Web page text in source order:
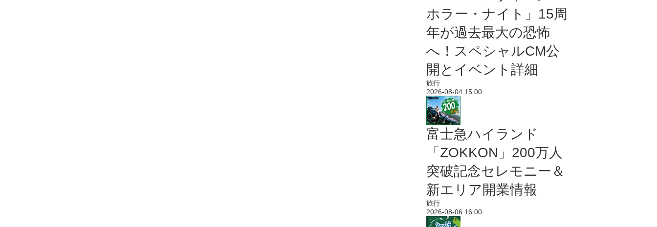
ホラー・ナイト」15周
年が過去最大の恐怖
へ！スペシャルCM公
開とイベント詳細
旅行
2026-08-04 15:00
富士急ハイランド
「ZOKKON」200万人
突破記念セレモニー＆
新エリア開業情報
旅行
2026-08-06 16:00